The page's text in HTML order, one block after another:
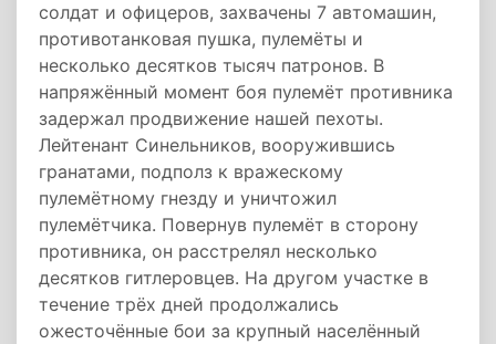
солдат и офицеров, захвачены 7 автомашин,
противотанковая пушка, пулемёты и
несколько десятков тысяч патронов. В
напряжённый момент боя пулемёт противника
задержал продвижение нашей пехоты.
Лейтенант Синельников, вооружившись
гранатами, подполз к вражескому
пулемётному гнезду и уничтожил
пулемётчика. Повернув пулемёт в сторону
противника, он расстрелял несколько
десятков гитлеровцев. На другом участке в
течение трёх дней продолжались
ожесточённые бои за крупный населённый